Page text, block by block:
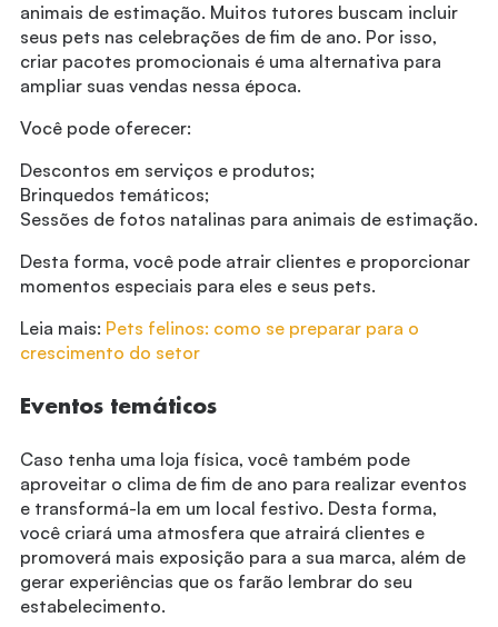
animais de estimação. Muitos tutores buscam incluir
seus pets nas celebrações de fim de ano. Por isso,
criar pacotes promocionais é uma alternativa para
ampliar suas vendas nessa época.
Você pode oferecer:
Descontos em serviços e produtos;
Brinquedos temáticos;
Sessões de fotos natalinas para animais de estimação.
Desta forma, você pode atrair clientes e proporcionar
momentos especiais para eles e seus pets.
Leia mais: Pets felinos: como se preparar para o
crescimento do setor
Eventos temáticos
Caso tenha uma loja física, você também pode
aproveitar o clima de fim de ano para realizar eventos
e transformá-la em um local festivo. Desta forma,
você criará uma atmosfera que atrairá clientes e
promoverá mais exposição para a sua marca, além de
gerar experiências que os farão lembrar do seu
estabelecimento.